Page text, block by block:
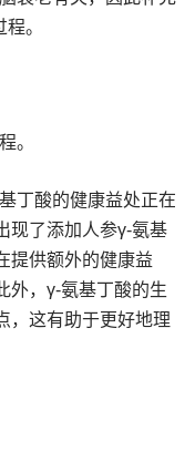
。
。
丁酸的健康益处正在
现了添加人参γ-氨基
提供额外的健康益
外，γ-氨基丁酸的生
，这有助于更好地理